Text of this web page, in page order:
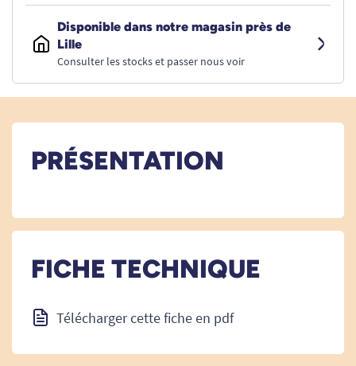
Disponible dans notre magasin près de
Lille
Consulter les stocks et passer nous voir
PRÉSENTATION
FICHE TECHNIQUE
Télécharger cette fiche en pdf